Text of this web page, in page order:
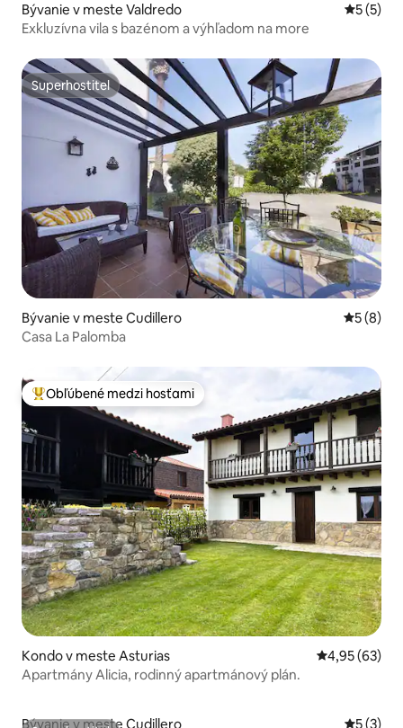
Bývanie v meste Valdredo
5 (5)
Exkluzívna vila s bazénom a výhľadom na more
Superhostiteľ
Superhostiteľ
Bývanie v meste Cudillero
5 (8)
Casa La Palomba
Najobľúbenejšie medzi hosťami
Obľúbené medzi hosťami
Kondo v meste Asturias Priemerné
4,95 (63)
Apartmány Alicia, rodinný apartmánový plán.
Bývanie v meste Cudillero
5 (3)